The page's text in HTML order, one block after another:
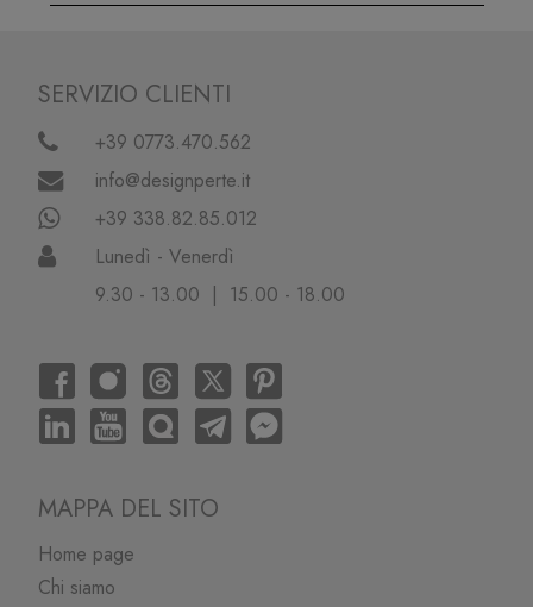
SERVIZIO CLIENTI
+39 0773.470.562
info@designperte.it
+39 338.82.85.012
Lunedì - Venerdì
9.30 - 13.00 | 15.00 - 18.00
MAPPA DEL SITO
Home page
Chi siamo